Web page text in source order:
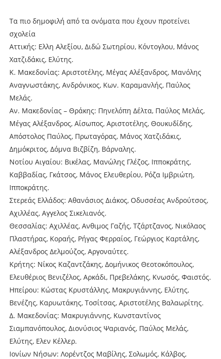
Τα πιο δημοφιλή από τα ονόματα που έχουν προτείνει
σχολεία
Αττικής: Ελλη Αλεξίου, Διδώ Σωτηρίου, Κόντογλου, Μάνος
Χατζιδάκις, Ελύτης.
Κ. Μακεδονίας: Αριστοτέλης, Μέγας Αλέξανδρος, Μανόλης
Αναγνωστάκης, Ανδρόνικος, Κων. Καραμανλής, Παύλος
Μελάς.
Αν. Μακεδονίας – Θράκης: Πηνελόπη Δέλτα, Παύλος Μελάς,
Μέγας Αλέξανδρος, Αίσωπος, Αριστοτέλης, Θουκυδίδης,
Απόστολος Παύλος, Πρωταγόρας, Μάνος Χατζιδάκις,
Δημόκριτος, Δόμνα Βιζβίζη, Βάρναλης.
Νοτίου Αιγαίου: Βικέλας, Μανώλης Γλέζος, Ιπποκράτης,
Καββαδίας, Γκάτσος, Μάνος Ελευθερίου, Ρόζα Ιμβριώτη,
Ιπποκράτης.
Στερεάς Ελλάδος: Αθανάσιος Διάκος, Οδυσσέας Ανδρούτσος,
Αχιλλέας, Αγγελος Σικελιανός.
Θεσσαλίας: Αχιλλέας, Ανθιμος Γαζής, Τζάρτζανος, Νικόλαος
Πλαστήρας, Κοραής, Ρήγας Φερραίος, Γεώργιος Καρτάλης,
Αλέξανδρος Δελμούζος, Αργοναύτες.
Κρήτης: Νίκος Καζαντζάκης, Δομήνικος Θεοτοκόπουλος,
Ελευθέριος Βενιζέλος, Αρκάδι, Πρεβελάκης, Κνωσός, Φαιστός.
Ηπείρου: Κώστας Κρυστάλλης, Μακρυγιάννης, Ελύτης,
Βενέζης, Καρυωτάκης, Τοσίτσας, Αριστοτέλης Βαλαωρίτης.
Δ. Μακεδονίας: Μακρυγιάννης, Κωνσταντίνος
Σιαμπανόπουλος, Διονύσιος Ψαριανός, Παύλος Μελάς,
Ελύτης, Ελεν Κέλλερ.
Ιονίων Νήσων: Λορέντζος Μαβίλης, Σολωμός, Κάλβος,